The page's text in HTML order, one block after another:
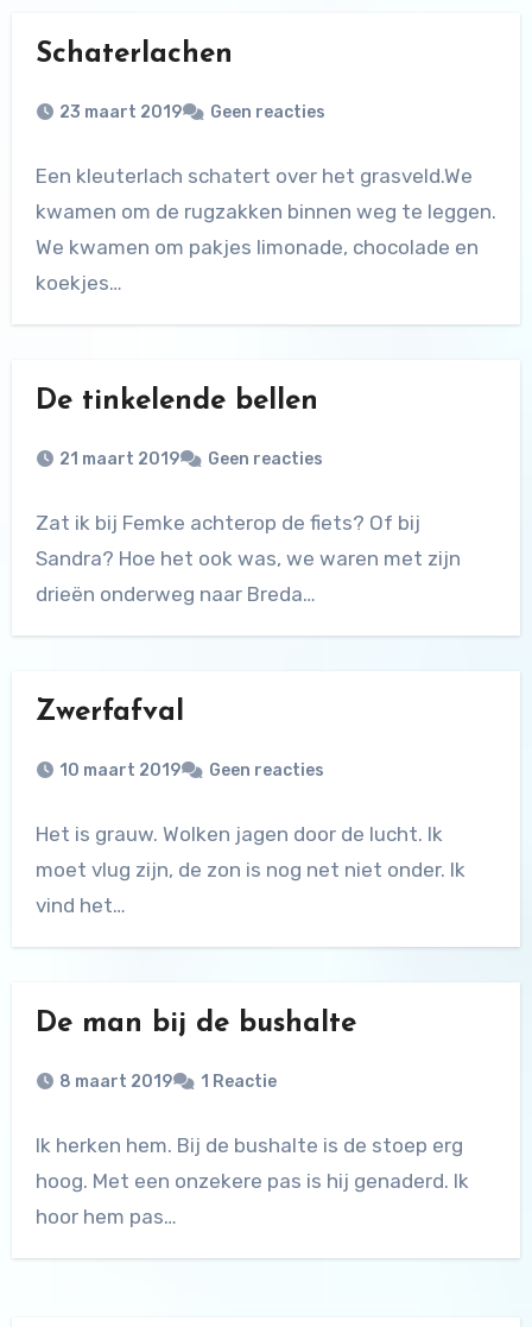
Schaterlachen
23 maart 2019 Geen reacties
Een kleuterlach schatert over het grasveld.We
kwamen om de rugzakken binnen weg te leggen.
We kwamen om pakjes limonade, chocolade en
koekjes…
De tinkelende bellen
21 maart 2019 Geen reacties
Zat ik bij Femke achterop de fiets? Of bij
Sandra? Hoe het ook was, we waren met zijn
drieën onderweg naar Breda…
Zwerfafval
10 maart 2019 Geen reacties
Het is grauw. Wolken jagen door de lucht. Ik
moet vlug zijn, de zon is nog net niet onder. Ik
vind het…
De man bij de bushalte
8 maart 2019 1 Reactie
Ik herken hem. Bij de bushalte is de stoep erg
hoog. Met een onzekere pas is hij genaderd. Ik
hoor hem pas…